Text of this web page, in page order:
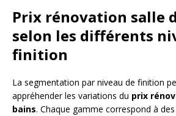
Prix rénovation salle
selon les différents
finition
La segmentation par niveau de finition
appréhender les variations du prix
bains. Chaque gamme correspond à